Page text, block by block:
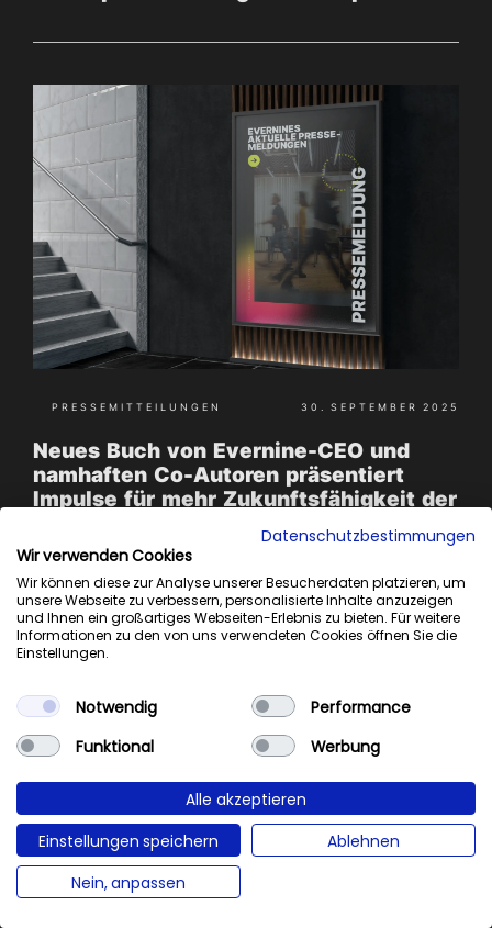
Neues Buch von Evernine-CEO und
namhaften Co-Autoren präsentiert
Impulse für mehr Zukunftsfähigkeit der
PRESSEMITTEILUNGEN 30. SEPTEMBER 2025
EVERNINE INSIGHTS
Datenschutzbestimmungen
Wir verwenden Cookies
Wir können diese zur Analyse unserer Besucherdaten platzieren, um
unsere Webseite zu verbessern, personalisierte Inhalte anzuzeigen
und Ihnen ein großartiges Webseiten-Erlebnis zu bieten. Für weitere
Informationen zu den von uns verwendeten Cookies öffnen Sie die
Einstellungen.
Notwendig Performance
Funktional Werbung
Alle akzeptieren
Einstellungen speichern Ablehnen
Nein, anpassen